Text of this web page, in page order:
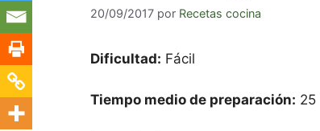
20/09/2017 por Recetas cocina
Dificultad: Fácil
Tiempo medio de preparación: 25